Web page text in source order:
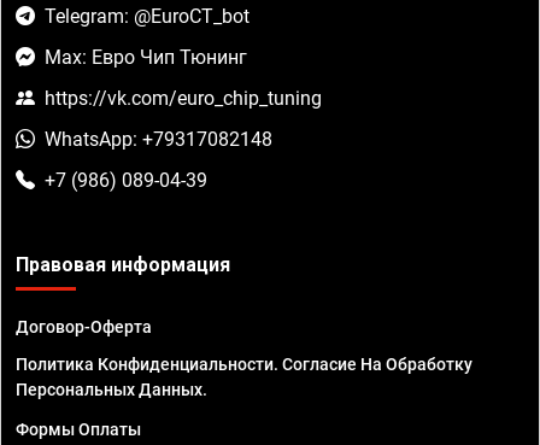
Telegram: @EuroCT_bot
Max: Евро Чип Тюнинг
https://vk.com/euro_chip_tuning
WhatsApp: +79317082148
+7 (986) 089-04-39
Правовая информация
Договор-Оферта
Политика Конфиденциальности. Согласие На Обработку
Персональных Данных.
Формы Оплаты